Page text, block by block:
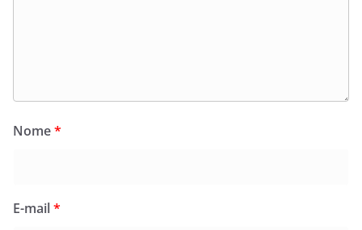
Nome*
E-mail*